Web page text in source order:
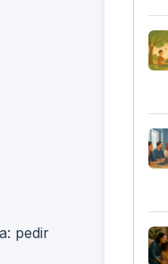
pedir